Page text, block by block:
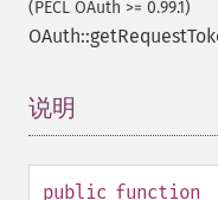
(PECL OAuth >= 0.99.1)
说明
public function